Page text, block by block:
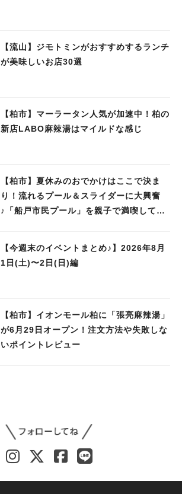
【流山】ジモトミンがおすすめするランチ
が美味しいお店30選
【柏市】マーラータン人気が加速中！柏の
新店LABO麻辣湯はマイルドな感じ
【柏市】夏休みのおでかけはここで決ま
り！流れるプール＆スライダーに大興奮
♪「船戸市民プール」を親子で満喫してき
【今週末のイベントまとめ♪】2026年8月
1日(土)〜2日(日)編
【柏市】イオンモール柏に「張亮麻辣湯」
が6月29日オープン！注文方法や失敗しな
いポイントレビュー